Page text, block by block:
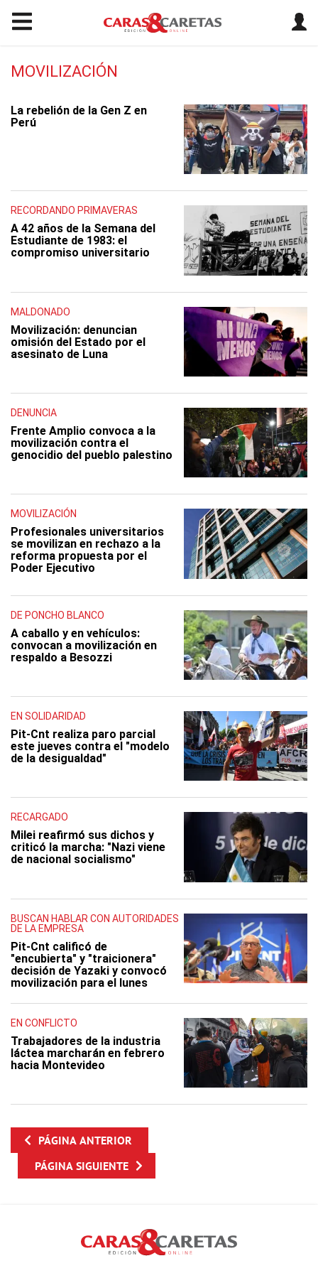
MOVILIZACIÓN
La rebelión de la Gen Z en
Perú
RECORDANDO PRIMAVERAS
A 42 años de la Semana del
Estudiante de 1983: el
compromiso universitario
MALDONADO
Movilización: denuncian
omisión del Estado por el
asesinato de Luna
DENUNCIA
Frente Amplio convoca a la
movilización contra el
genocidio del pueblo palestino
MOVILIZACIÓN
Profesionales universitarios
se movilizan en rechazo a la
reforma propuesta por el
Poder Ejecutivo
DE PONCHO BLANCO
A caballo y en vehículos:
convocan a movilización en
respaldo a Besozzi
EN SOLIDARIDAD
Pit-Cnt realiza paro parcial
este jueves contra el "modelo
de la desigualdad"
RECARGADO
Milei reafirmó sus dichos y
criticó la marcha: "Nazi viene
de nacional socialismo"
BUSCAN HABLAR CON AUTORIDADES
DE LA EMPRESA
Pit-Cnt calificó de
"encubierta" y "traicionera"
decisión de Yazaki y convocó
movilización para el lunes
EN CONFLICTO
Trabajadores de la industria
láctea marcharán en febrero
hacia Montevideo
PÁGINA ANTERIOR
PÁGINA SIGUIENTE